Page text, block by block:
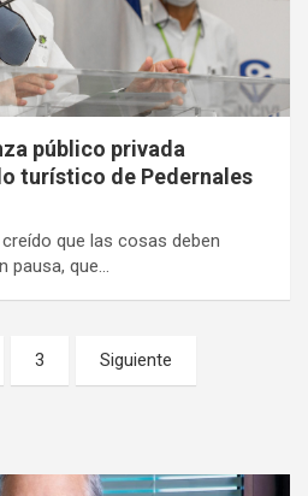
público privada
turístico de Pedernales
que las cosas deben
pausa, que…
3 Siguiente